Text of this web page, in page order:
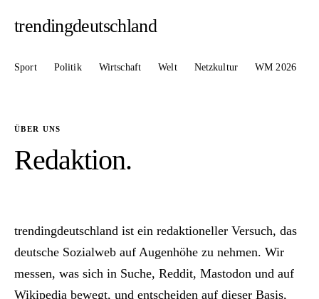
trendingdeutschland
Sport Politik Wirtschaft Welt Netzkultur WM 2026
ÜBER UNS
Redaktion.
trendingdeutschland ist ein redaktioneller Versuch, das
deutsche Sozialweb auf Augenhöhe zu nehmen. Wir
messen, was sich in Suche, Reddit, Mastodon und auf
Wikipedia bewegt, und entscheiden auf dieser Basis,